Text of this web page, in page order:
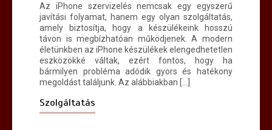
Az iPhone szervizelés nemcsak egy egyszerű
javítási folyamat, hanem egy olyan szolgáltatás,
amely biztosítja, hogy a készülékeink hosszú
távon is megbízhatóan működjenek. A modern
életünkben az iPhone készülékek elengedhetetlen
eszközökké váltak, ezért fontos, hogy ha
bármilyen probléma adódik gyors és hatékony
megoldást találjunk. Az alábbiakban […]
Szolgáltatás